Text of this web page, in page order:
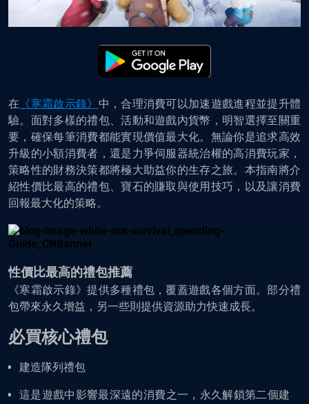
在 《寒霜啟示錄》 中，合理消費可以加速遊戲進程並提升體
驗。面對多樣的禮包、活動和遊戲內貨幣，明智選擇至關重
要，確保每筆消費都能實現價值最大化。無論你是追求高效
升級的小額消費者，還是力爭伺服器統治權的高消費玩家，
策略性的財務決策都將極大助益你的生存之旅。本指南將介
紹性價比最高的禮包、寶石的賺取與使用技巧，以及讓消費
回報最大化的策略。
性價比最高的禮包推薦
《寒霜啟示錄》提供多種禮包，覆蓋遊戲各個方面。部分禮
包帶來永久增益，另一些則提供資源助力快速成長。
必買核心禮包
建造隊列禮包
這是遊戲中影響最深遠的消費之一，永久解鎖第二個建